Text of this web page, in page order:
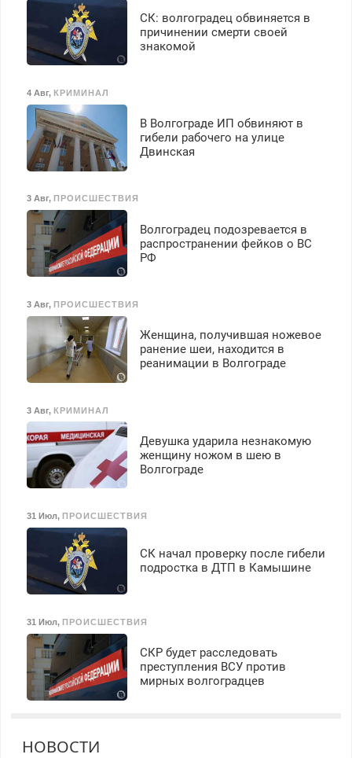
СК: волгоградец обвиняется в
причинении смерти своей
знакомой
4 Авг, КРИМИНАЛ
В Волгограде ИП обвиняют в
гибели рабочего на улице
Двинская
3 Авг, ПРОИСШЕСТВИЯ
Волгоградец подозревается в
распространении фейков о ВС
РФ
3 Авг, ПРОИСШЕСТВИЯ
Женщина, получившая ножевое
ранение шеи, находится в
реанимации в Волгограде
3 Авг, КРИМИНАЛ
Девушка ударила незнакомую
женщину ножом в шею в
Волгограде
31 Июл, ПРОИСШЕСТВИЯ
СК начал проверку после гибели
подростка в ДТП в Камышине
31 Июл, ПРОИСШЕСТВИЯ
СКР будет расследовать
преступления ВСУ против
мирных волгоградцев
НОВОСТИ